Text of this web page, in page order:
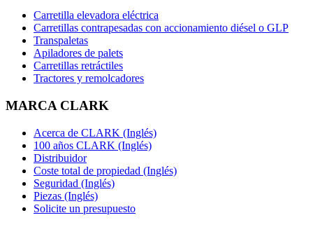
Carretilla elevadora eléctrica
Carretillas contrapesadas con accionamiento diésel o GLP
Transpaletas
Apiladores de palets
Carretillas retráctiles
Tractores y remolcadores
MARCA CLARK
Acerca de CLARK (Inglés)
100 años CLARK (Inglés)
Distribuidor
Coste total de propiedad (Inglés)
Seguridad (Inglés)
Piezas (Inglés)
Solicite un presupuesto